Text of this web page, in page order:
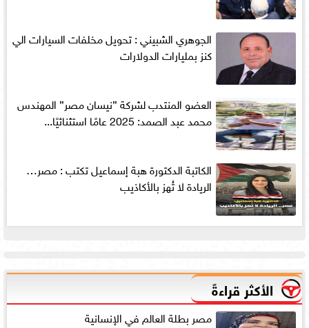
الجوهري الشبيني : تحويل مخلفات السيارات الي
كنز بمليارات الدولارات
العضو المنتدب لشركة ”نيسان مصر” المهندس
محمد عبد الصمد: 2025 عامًا استثنائيًا...
الكاتبة الدكتورة هبة إسماعيل تكتب : مصر…
الريادة لا تُهز بالأكاذيب
الأكثر قراءةً
مصر بطلة العالم في الإنسانية